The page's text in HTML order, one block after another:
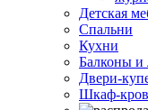
Детская
Спальни
Кухни
Балконы и
Двери-
Шкаф-